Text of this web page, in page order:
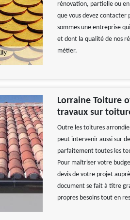
rénovation, partielle ou
que vous devez contacter
sommes une entreprise
et dont la qualité de nos
métier.
Lorraine Toiture
travaux sur
Outre les toitures
peut intervenir aussi sur
parfaitement toutes les
Pour maîtriser votre
devis de votre projet
document se fait à titre
propres besoins tout en